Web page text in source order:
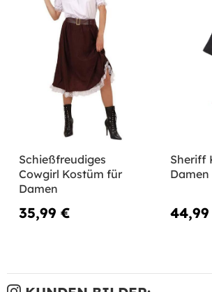
Schießfreudiges
Cowgirl Kostüm für
Damen
35,99 €
Sheriff
Damen